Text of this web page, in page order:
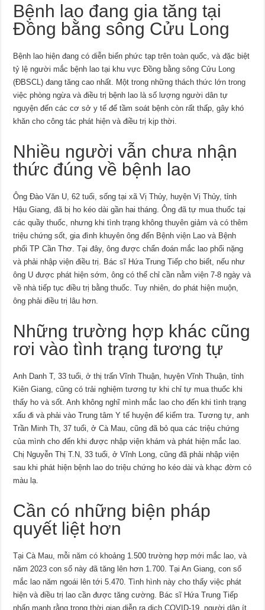
Bệnh lao đang gia tăng tại
Đồng bằng sông Cửu Long
Bệnh lao hiện đang có diễn biến phức tạp trên toàn quốc, và đặc biệt
tỷ lệ người mắc bệnh lao tại khu vực Đồng bằng sông Cửu Long
(ĐBSCL) đang tăng cao nhất. Một trong những thách thức lớn trong
việc phòng ngừa và điều trị bệnh lao là số lượng người dân tự
nguyện đến các cơ sở y tế để tầm soát bệnh còn rất thấp, gây khó
khăn cho công tác phát hiện và điều trị kịp thời.
Nhiều người vẫn chưa nhận
thức đúng về bệnh lao
Ông Đào Văn U, 62 tuổi, sống tại xã Vị Thủy, huyện Vị Thủy, tỉnh
Hậu Giang, đã bị ho kéo dài gần hai tháng. Ông đã tự mua thuốc tại
các quầy thuốc, nhưng khi tình trạng không thuyên giảm và có thêm
triệu chứng sốt, gia đình khuyên ông đến Bệnh viện Lao và Bệnh
phổi TP Cần Thơ. Tại đây, ông được chẩn đoán mắc lao phổi nặng
và phải nhập viện điều trị. Bác sĩ Hứa Trung Tiếp cho biết, nếu như
ông U được phát hiện sớm, ông có thể chỉ cần nằm viện 7-8 ngày và
về nhà tiếp tục điều trị bằng thuốc. Tuy nhiên, do phát hiện muộn,
ông phải điều trị lâu hơn.
Những trường hợp khác cũng
rơi vào tình trạng tương tự
Anh Danh T, 33 tuổi, ở thị trấn Vĩnh Thuận, huyện Vĩnh Thuận, tỉnh
Kiên Giang, cũng có trải nghiệm tương tự khi chỉ tự mua thuốc khi
thấy ho và sốt. Anh không nghĩ mình mắc lao cho đến khi tình trạng
xấu đi và phải vào Trung tâm Y tế huyện để kiểm tra. Tương tự, anh
Trần Minh Th, 37 tuổi, ở Cà Mau, cũng đã bỏ qua các triệu chứng
của mình cho đến khi được nhập viện khám và phát hiện mắc lao.
Chị Nguyễn Thị T.N, 33 tuổi, ở Vĩnh Long, cũng đã phải nhập viện
sau khi phát hiện bệnh lao do triệu chứng ho kéo dài và khạc đờm có
màu lạ.
Cần có những biện pháp
quyết liệt hơn
Tại Cà Mau, mỗi năm có khoảng 1.500 trường hợp mới mắc lao, và
năm 2023 con số này đã tăng lên hơn 1.700. Tại An Giang, con số
mắc lao năm ngoái lên tới 5.470. Tình hình này cho thấy việc phát
hiện và điều trị lao cần được tăng cường. Bác sĩ Hứa Trung Tiếp
nhấn mạnh rằng trong thời gian diễn ra dịch COVID-19, người dân ít